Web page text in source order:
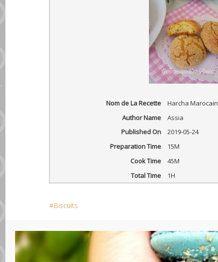
Nom de La Recette
Harcha
Author Name
Assia
Published On
2019-05-24
Preparation Time
15M
Cook Time
45M
Total Time
1H
Biscuits